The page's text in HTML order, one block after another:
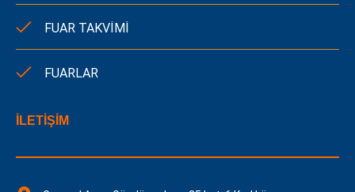
FUAR TAKVİMİ
FUARLAR
İLETİŞİM